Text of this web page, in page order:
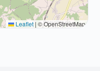
Leaflet | © OpenStreetMap